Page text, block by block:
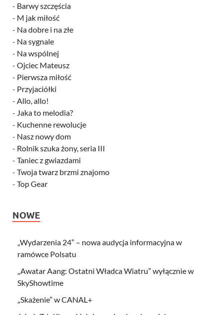
- Barwy szczęścia
- M jak miłość
- Na dobre i na złe
- Na sygnale
- Na wspólnej
- Ojciec Mateusz
- Pierwsza miłość
- Przyjaciółki
- Allo, allo!
- Jaka to melodia?
- Kuchenne rewolucje
- Nasz nowy dom
- Rolnik szuka żony, seria III
- Taniec z gwiazdami
- Twoja twarz brzmi znajomo
- Top Gear
NOWE
„Wydarzenia 24” – nowa audycja informacyjna w
ramówce Polsatu
„Awatar Aang: Ostatni Władca Wiatru” wyłącznie w
SkyShowtime
„Skażenie” w CANAL+